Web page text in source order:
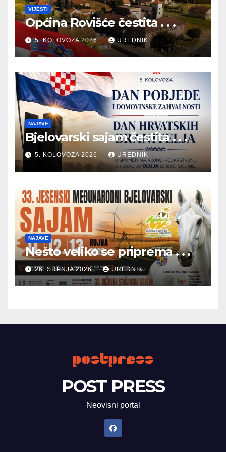
VIJESTI
Općina Rovišće čestita . . .
5. KOLOVOZA 2026. UREDNIK
NAJAVE
Bjelovarski sajam čestita . . .
5. KOLOVOZA 2026. UREDNIK
NAJAVE
Nešto veliko se priprema . . .
26. SRPNJA 2026. UREDNIK
POST PRESS
Neovisni portal